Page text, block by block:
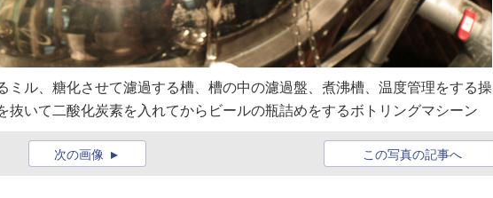
ミル、糖化させて濾過する槽、槽の中の濾過盤、煮沸槽、温度管理をする操
抜いて二酸化炭素を入れてからビールの瓶詰めをするボトリングマシーン
この写真の記事へ
次の画像